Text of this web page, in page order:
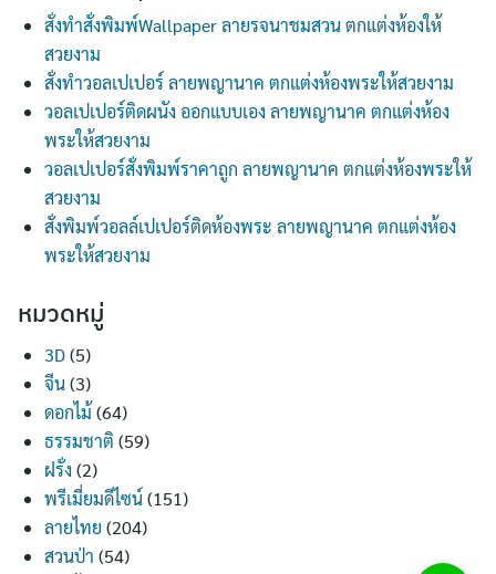
สั่งทำสั่งพิมพ์Wallpaper ลายรจนาชมสวน ตกแต่งห้องให้
สวยงาม
สั่งทำวอลเปเปอร์ ลายพญานาค ตกแต่งห้องพระให้สวยงาม
วอลเปเปอร์ติดผนัง ออกแบบเอง ลายพญานาค ตกแต่งห้อง
พระให้สวยงาม
วอลเปเปอร์สั่งพิมพ์ราคาถูก ลายพญานาค ตกแต่งห้องพระให้
สวยงาม
สั่งพิมพ์วอลล์เปเปอร์ติดห้องพระ ลายพญานาค ตกแต่งห้อง
พระให้สวยงาม
หมวดหมู่
3D(5)
จีน(3)
ดอกไม้(64)
ธรรมชาติ (59)
ฝรั่ง (2)
พรีเมี่ยมดีไซน์(151)
ลายไทย (204)
สวนป่า (54)